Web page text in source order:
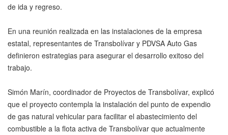
de ida y regreso.
En una reunión realizada en las instalaciones de la empresa
estatal, representantes de Transbolívar y PDVSA Auto Gas
definieron estrategias para asegurar el desarrollo exitoso del
trabajo.
Simón Marín, coordinador de Proyectos de Transbolívar, explicó
que el proyecto contempla la instalación del punto de expendio
de gas natural vehicular para facilitar el abastecimiento del
combustible a la flota activa de Transbolívar que actualmente